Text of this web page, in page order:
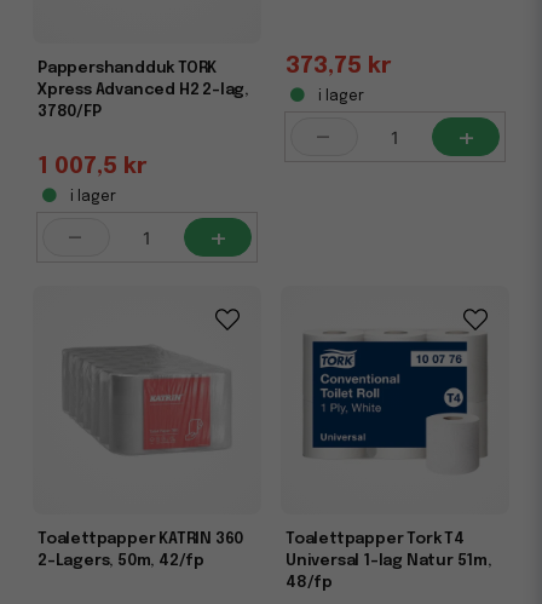
Pappershandduk TORK
Xpress Advanced H2 2-lag,
3780/FP
1 007,5 kr
i lager
- +
373,75 kr
i lager
- +
Toalettpapper KATRIN 360
2-Lagers, 50m, 42/fp
Toalettpapper Tork T4
Universal 1-lag Natur 51m,
48/fp